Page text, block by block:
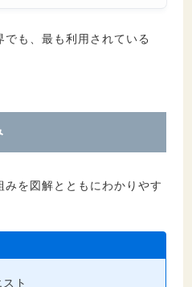
も、最も利用されている
を図解とともにわかりやす
ト